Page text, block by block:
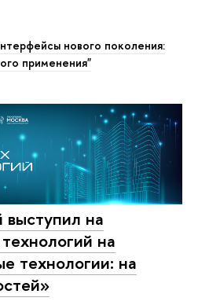
нового поколения:
применения"
на
на
технологии: на